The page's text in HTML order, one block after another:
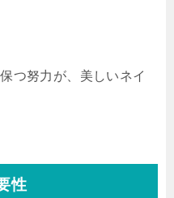
つ努力が、美しいネイ
性